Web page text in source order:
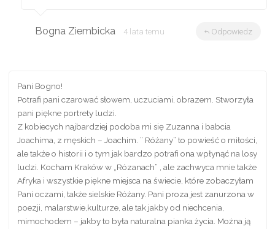
Bogna Ziembicka 4 lata temu Odpowiedz
Pani Bogno!
Potrafi pani czarować słowem, uczuciami, obrazem. Stworzyła
pani piękne portrety ludzi.
Z kobiecych najbardziej podoba mi się Zuzanna i babcia
Joachima, z męskich – Joachim. ” Różany” to powieść o miłości,
ale także o historii i o tym jak bardzo potrafi ona wpłynąć na losy
ludzi. Kocham Kraków w „Rózanach” , ale zachwyca mnie także
Afryka i wszystkie piękne miejsca na świecie, które zobaczyłam
Pani oczami, także sielskie Różany. Pani proza jest zanurzona w
poezji, malarstwie,kulturze, ale tak jakby od niechcenia,
mimochodem – jakby to była naturalna pianka życia. Można ją